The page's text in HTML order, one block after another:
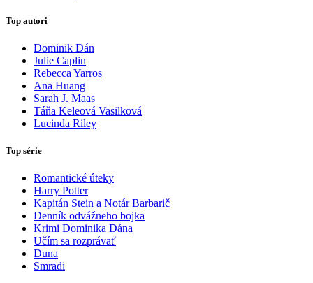
Top autori
Dominik Dán
Julie Caplin
Rebecca Yarros
Ana Huang
Sarah J. Maas
Táňa Keleová Vasilková
Lucinda Riley
Top série
Romantické úteky
Harry Potter
Kapitán Stein a Notár Barbarič
Denník odvážneho bojka
Krimi Dominika Dána
Učím sa rozprávať
Duna
Smradi